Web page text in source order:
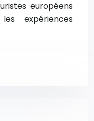
européens
expériences